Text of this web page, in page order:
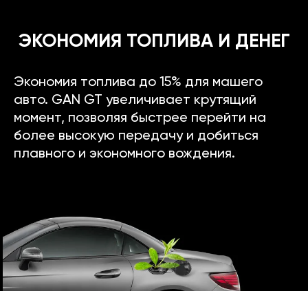
ЭКОНОМИЯ ТОПЛИВА И ДЕНЕГ
Экономия топлива до 15% для машего
авто. GAN GT увеличивает крутящий
момент, позволяя быстрее перейти на
более высокую передачу и добиться
плавного и экономного вождения.